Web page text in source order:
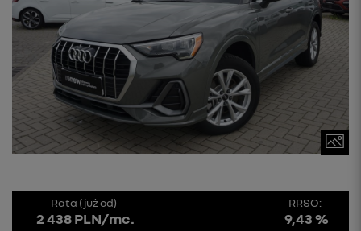
Rata (już od)
2 438 PLN/mc.
RRSO:
9,43 %